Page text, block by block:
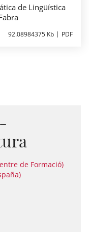
de Lingüística
92.08984375 Kb PDF
de Formació)